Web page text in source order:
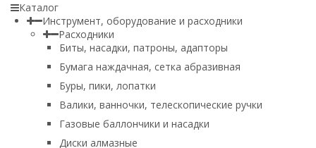
Каталог
Инструмент, оборудование и расходники
Расходники
Биты, насадки, патроны, адапторы
Бумага наждачная, сетка абразивная
Буры, пики, лопатки
Валики, ванночки, телескопические ручки
Газовые баллончики и насадки
Диски алмазные